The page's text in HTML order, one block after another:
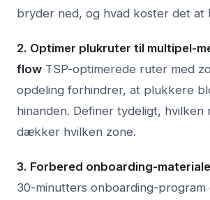
bryder ned, og hvad koster det at
2. Optimer plukruter til multipel-
flow TSP-optimerede ruter med
opdeling forhindrer, at plukkere
hinanden. Definer tydeligt, hvilken
dækker hvilken zone.
3. Forbered onboarding-
30-minutters onboarding-